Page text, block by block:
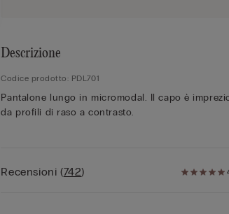
Descrizione
Codice prodotto: PDL701
Pantalone lungo in micromodal. Il capo è
da profili di raso a contrasto.
Recensioni (742)